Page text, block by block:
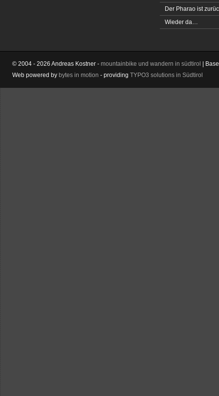
Der Pharao ist
Wieder da…
© 2004 - 2026 Andreas Kostner - mountainbike und wandern in südtirol |
Web powered by bytes in motion - providing TYPO3 solutions in Südtirol